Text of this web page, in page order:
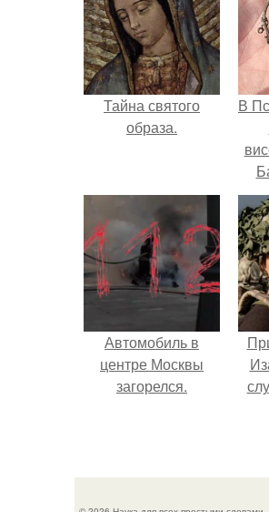
Тайна святого
образа.
В
Автомобиль в
центре Москвы
загорелся.